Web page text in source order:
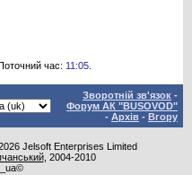
час: 11:05
Зворотній зв'язок -
Форум АК "BUSOVOD"
- Архів - Вгору
Jelsoft Enterprises Limited
, 2004-2010